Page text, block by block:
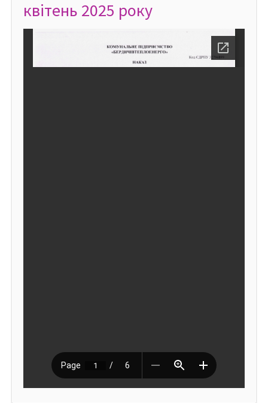
квітень 2025 року